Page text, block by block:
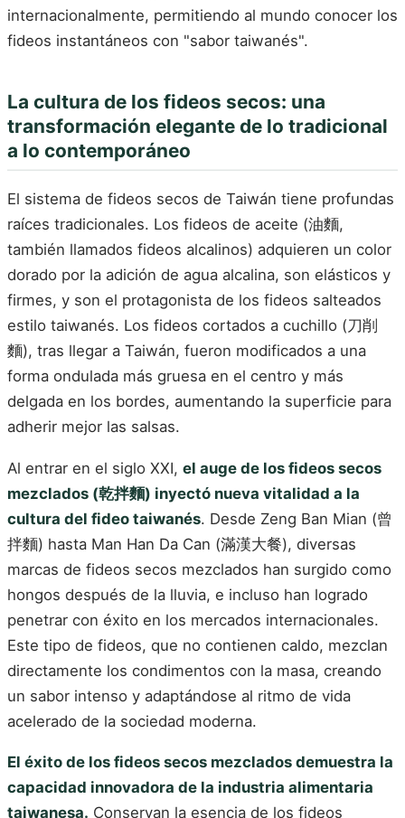
internacionalmente, permitiendo al mundo conocer los
fideos instantáneos con "sabor taiwanés".
La cultura de los fideos secos: una
transformación elegante de lo tradicional
a lo contemporáneo
El sistema de fideos secos de Taiwán tiene profundas
raíces tradicionales. Los fideos de aceite (油麵,
también llamados fideos alcalinos) adquieren un color
dorado por la adición de agua alcalina, son elásticos y
firmes, y son el protagonista de los fideos salteados
estilo taiwanés. Los fideos cortados a cuchillo (刀削
麵), tras llegar a Taiwán, fueron modificados a una
forma ondulada más gruesa en el centro y más
delgada en los bordes, aumentando la superficie para
adherir mejor las salsas.
Al entrar en el siglo XXI, el auge de los fideos secos
mezclados (乾拌麵) inyectó nueva vitalidad a la
cultura del fideo taiwanés. Desde Zeng Ban Mian (曾
拌麵) hasta Man Han Da Can (滿漢大餐), diversas
marcas de fideos secos mezclados han surgido como
hongos después de la lluvia, e incluso han logrado
penetrar con éxito en los mercados internacionales.
Este tipo de fideos, que no contienen caldo, mezclan
directamente los condimentos con la masa, creando
un sabor intenso y adaptándose al ritmo de vida
acelerado de la sociedad moderna.
El éxito de los fideos secos mezclados demuestra la
capacidad innovadora de la industria alimentaria
taiwanesa. Conservan la esencia de los fideos